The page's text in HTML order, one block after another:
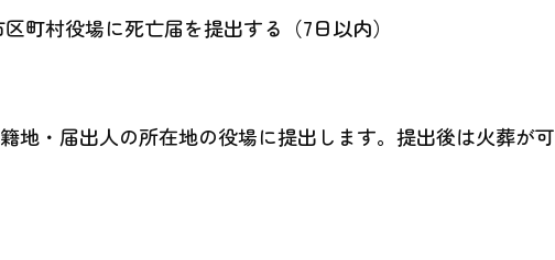
町村役場に死亡届を提出する（7日以内）
地・届出人の所在地の役場に提出します。提出後は火葬が可